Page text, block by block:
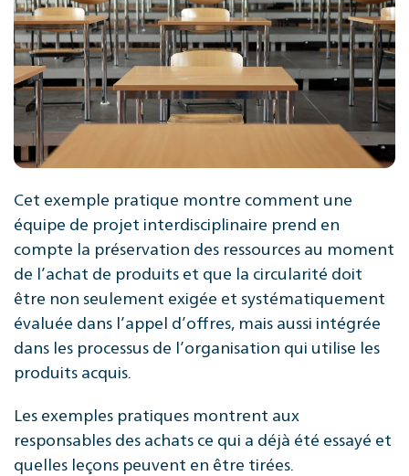
Cet exemple pratique montre comment une
équipe de projet interdisciplinaire prend en
compte la préservation des ressources au moment
de l’achat de produits et que la circularité doit
être non seulement exigée et systématiquement
évaluée dans l’appel d’offres, mais aussi intégrée
dans les processus de l’organisation qui utilise les
produits acquis.
Les exemples pratiques montrent aux
responsables des achats ce qui a déjà été essayé et
quelles leçons peuvent en être tirées.